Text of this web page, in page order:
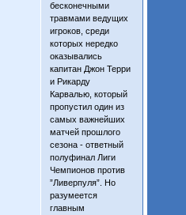
бесконечными
травмами ведущих
игроков, среди
которых нередко
оказывались
капитан Джон Терри
и Рикарду
Карвалью, который
пропустил один из
самых важнейших
матчей прошлого
сезона - ответный
полуфинал Лиги
Чемпионов против
”Ливерпуля”. Но
разумеется
главным